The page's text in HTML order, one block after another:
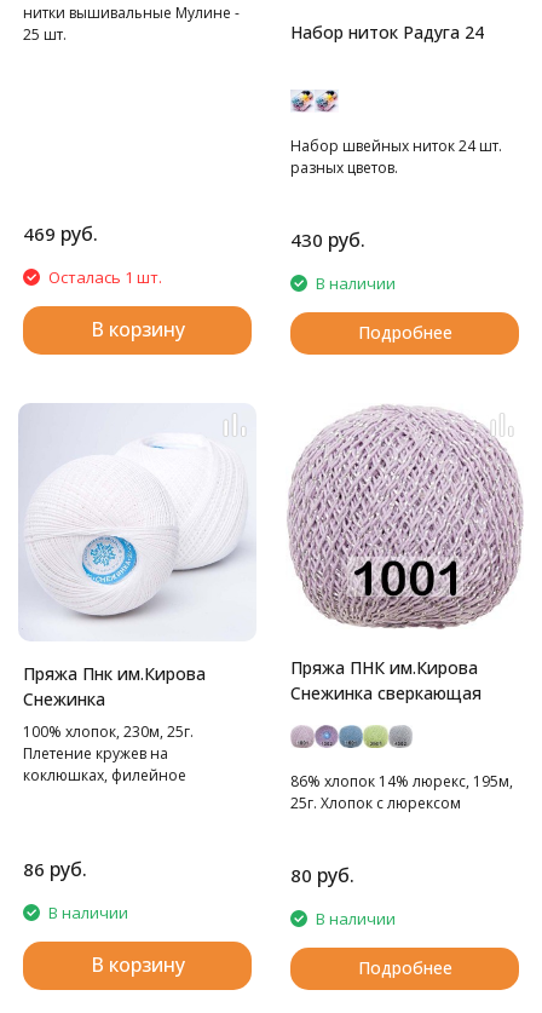
нитки вышивальные Мулине -
25 шт.
469 руб.
Осталась 1 шт.
В корзину
Набор ниток Радуга 24
Набор швейных ниток 24 шт.
разных цветов.
430 руб.
В наличии
Подробнее
Пряжа Пнк им.Кирова
Снежинка
100% хлопок, 230м, 25г.
Плетение кружев на
коклюшках, филейное
86 руб.
В наличии
В корзину
Пряжа ПНК им.Кирова
Снежинка сверкающая
86% хлопок 14% люрекс, 195м,
25г. Хлопок с люрексом
80 руб.
В наличии
Подробнее